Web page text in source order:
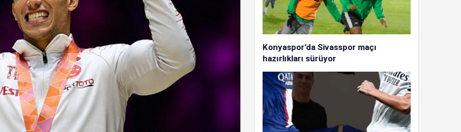
Konyaspor’da Sivasspor maçı
hazırlıkları sürüyor